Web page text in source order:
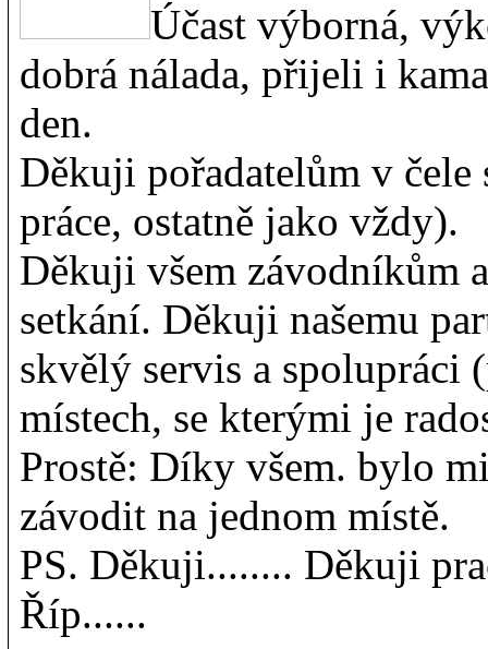
Účast výborná,
dobrá nálada, přijeli i
den.
Děkuji pořadatelům v
práce, ostatně jako vždy).
Děkuji všem závodníkům
setkání. Děkuji našemu
skvělý servis a spolupráci
místech, se kterými je
Prostě: Díky všem. bylo
závodit na jednom místě.
PS. Děkuji........ Děkuji
Říp......